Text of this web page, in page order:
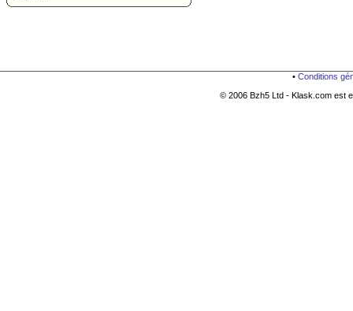
• Conditions
© 2006 Bzh5 Ltd - Klask.com est